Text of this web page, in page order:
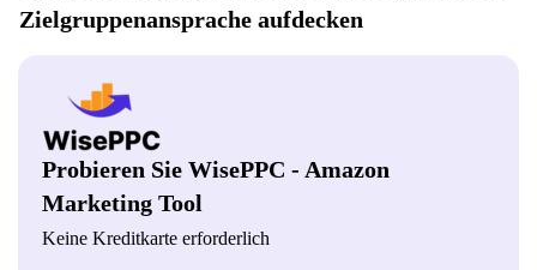
Zielgruppenansprache aufdecken
Probieren Sie WisePPC - Amazon
Marketing Tool
Keine Kreditkarte erforderlich